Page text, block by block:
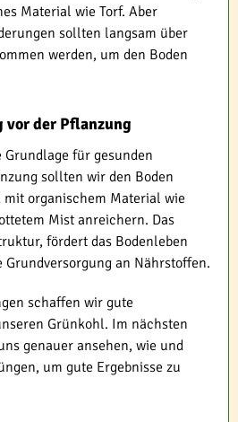
Material wie Torf. Aber
sollten langsam über
werden, um den Boden
vor der Pflanzung
für gesunden
sollten wir den Boden
organischem Material wie
Mist anreichern. Das
fördert das Bodenleben
an Nährstoffen.
schaffen wir gute
Grünkohl. Im nächsten
genauer ansehen, wie und
um gute Ergebnisse zu